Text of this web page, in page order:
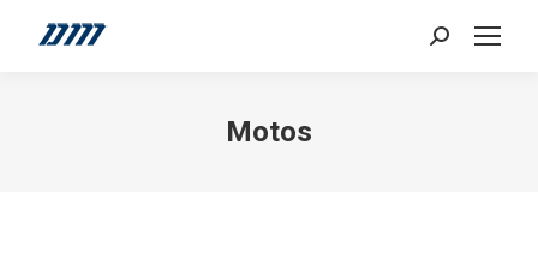
Search:
Motos